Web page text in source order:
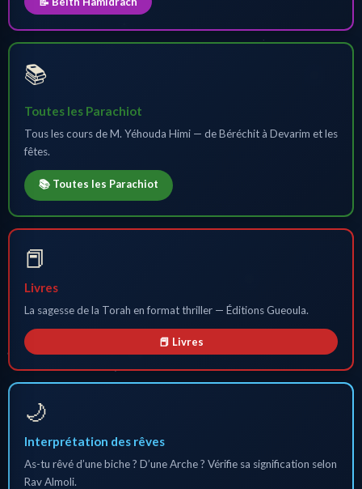
📚
Toutes les Parachiot
Tous les cours de M. Yéhouda Himi — de Béréchit à Devarim et les
fêtes.
📚 Toutes les Parachiot
📕
Livres
La sagesse de la Torah en format thriller — Éditions Gueoula.
📕 Livres
🌙
Interprétation des rêves
As-tu rêvé d’une biche ? D’une Arche ? Vérifie sa signification selon
Rav Almoli.